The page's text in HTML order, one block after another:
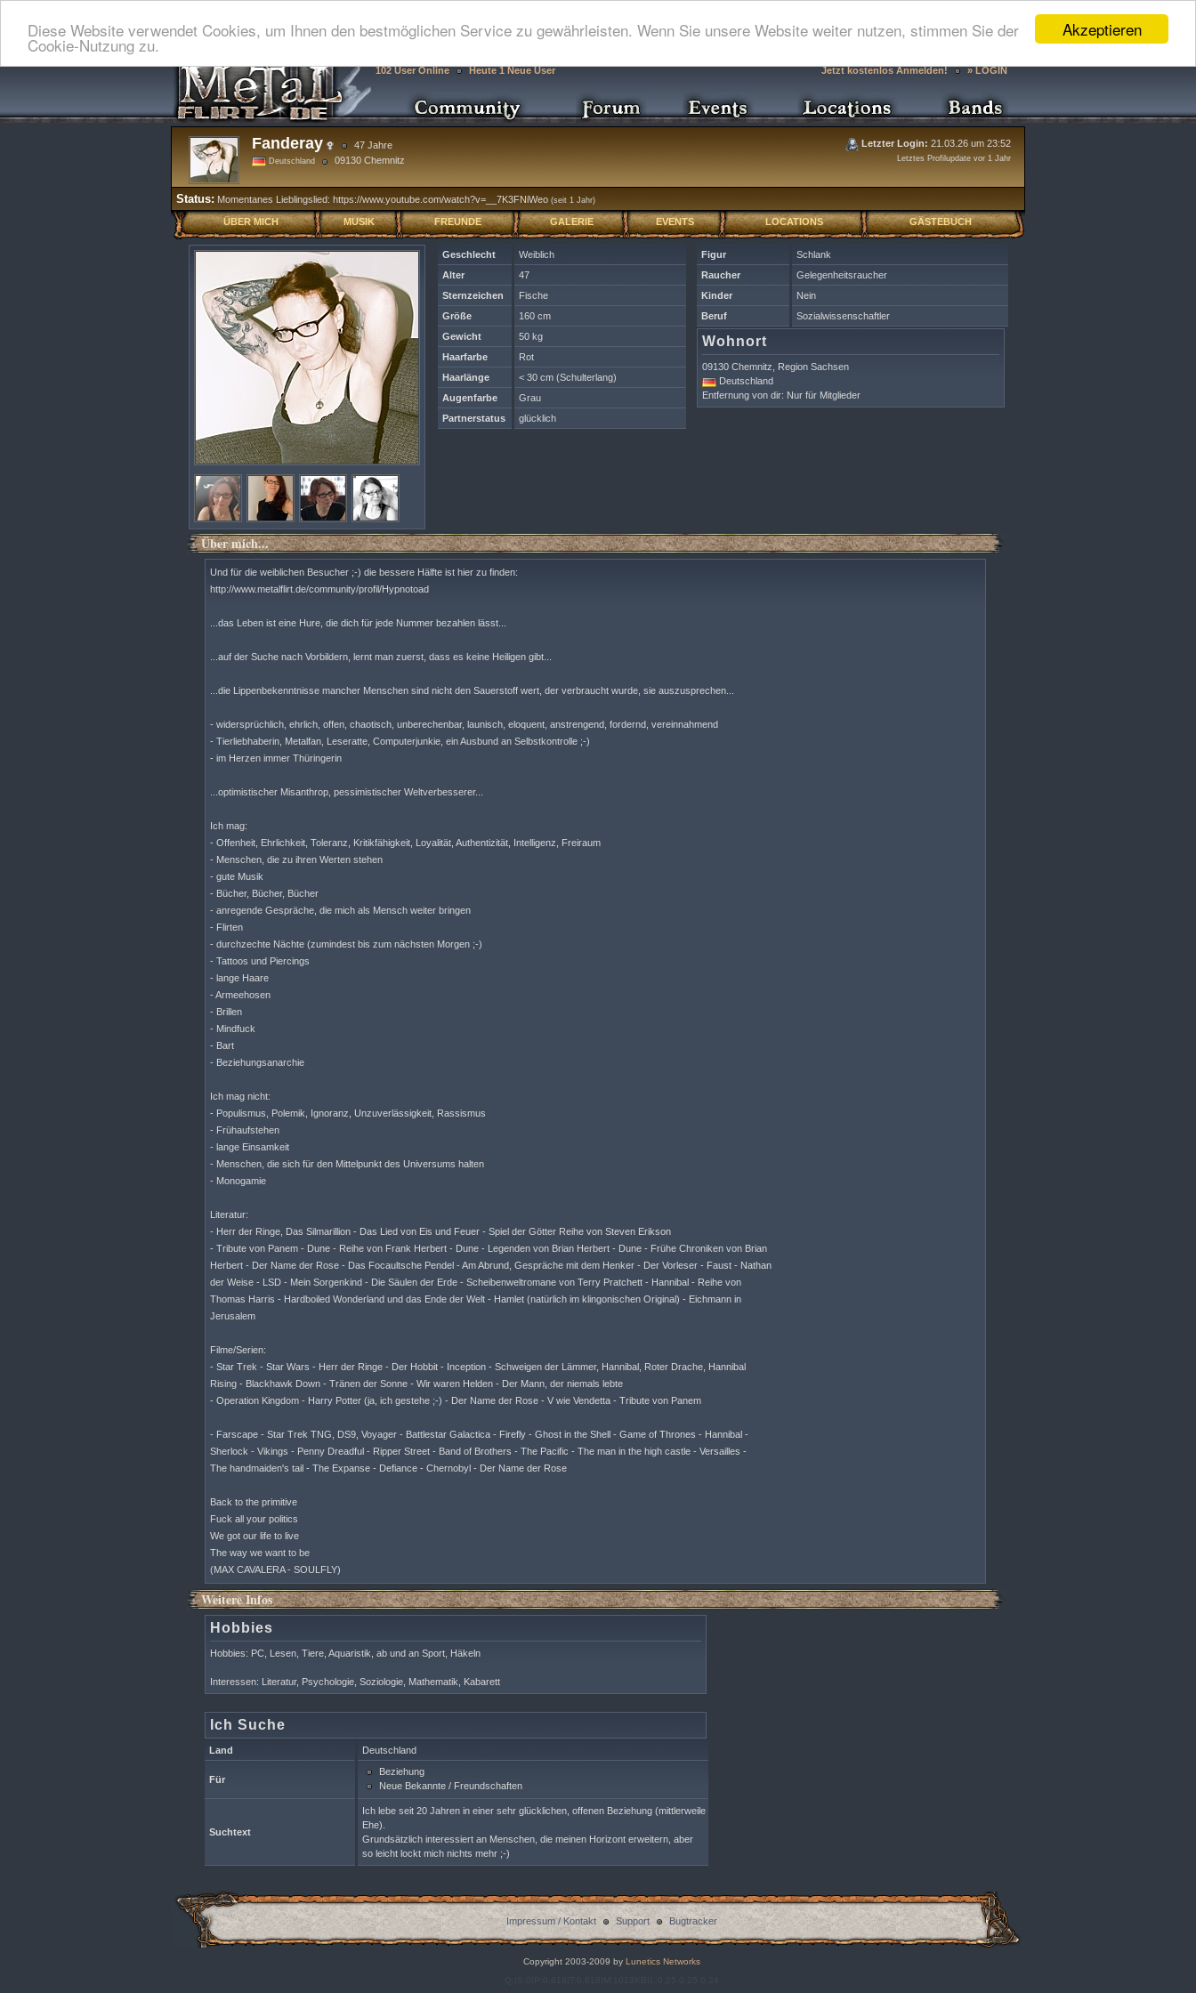
Akzeptieren
Diese Website verwendet Cookies, um Ihnen den bestmöglichen Service zu gewährleisten. Wenn Sie unsere Website weiter nutzen, stimmen Sie der
Cookie-Nutzung zu.
102 User Online Heute 1 Neue User Jetzt kostenlos Anmelden! » LOGIN
Fanderay 47 Jahre
Deutschland 09130 Chemnitz
Letzter Login: 21.03.26 um 23:52
Letztes Profilupdate vor 1 Jahr
Status: Momentanes Lieblingslied: https://www.youtube.com/watch?v=__7K3FNiWeo (seit 1 Jahr)
ÜBER MICH MUSIK FREUNDE GALERIE EVENTS LOCATIONS GÄSTEBUCH
Figur
Schlank
Raucher
Gelegenheitsraucher
Kinder
Nein
Beruf
Sozialwissenschaftler
Wohnort
09130 Chemnitz, Region Sachsen
Deutschland
Entfernung von dir: Nur für Mitglieder
Geschlecht
Weiblich
Alter
47
Sternzeichen
Fische
Größe
160 cm
Gewicht
50 kg
Haarfarbe
Rot
Haarlänge
< 30 cm (Schulterlang)
Augenfarbe
Grau
Partnerstatus
glücklich
Über mich...
Und für die weiblichen Besucher ;-) die bessere Hälfte ist hier zu finden:
http://www.metalflirt.de/community/profil/Hypnotoad
...das Leben ist eine Hure, die dich für jede Nummer bezahlen lässt...
...auf der Suche nach Vorbildern, lernt man zuerst, dass es keine Heiligen gibt...
...die Lippenbekenntnisse mancher Menschen sind nicht den Sauerstoff wert, der verbraucht wurde, sie auszusprechen...
- widersprüchlich, ehrlich, offen, chaotisch, unberechenbar, launisch, eloquent, anstrengend, fordernd, vereinnahmend
- Tierliebhaberin, Metalfan, Leseratte, Computerjunkie, ein Ausbund an Selbstkontrolle ;-)
- im Herzen immer Thüringerin
...optimistischer Misanthrop, pessimistischer Weltverbesserer...
Ich mag:
- Offenheit, Ehrlichkeit, Toleranz, Kritikfähigkeit, Loyalität, Authentizität, Intelligenz, Freiraum
- Menschen, die zu ihren Werten stehen
- gute Musik
- Bücher, Bücher, Bücher
- anregende Gespräche, die mich als Mensch weiter bringen
- Flirten
- durchzechte Nächte (zumindest bis zum nächsten Morgen ;-)
- Tattoos und Piercings
- lange Haare
- Armeehosen
- Brillen
- Mindfuck
- Bart
- Beziehungsanarchie
Ich mag nicht:
- Populismus, Polemik, Ignoranz, Unzuverlässigkeit, Rassismus
- Frühaufstehen
- lange Einsamkeit
- Menschen, die sich für den Mittelpunkt des Universums halten
- Monogamie
Literatur:
- Herr der Ringe, Das Silmarillion - Das Lied von Eis und Feuer - Spiel der Götter Reihe von Steven Erikson
- Tribute von Panem - Dune - Reihe von Frank Herbert - Dune - Legenden von Brian Herbert - Dune - Frühe Chroniken von Brian
Herbert - Der Name der Rose - Das Focaultsche Pendel - Am Abrund, Gespräche mit dem Henker - Der Vorleser - Faust - Nathan
der Weise - LSD - Mein Sorgenkind - Die Säulen der Erde - Scheibenweltromane von Terry Pratchett - Hannibal - Reihe von
Thomas Harris - Hardboiled Wonderland und das Ende der Welt - Hamlet (natürlich im klingonischen Original) - Eichmann in
Jerusalem
Filme/Serien:
- Star Trek - Star Wars - Herr der Ringe - Der Hobbit - Inception - Schweigen der Lämmer, Hannibal, Roter Drache, Hannibal
Rising - Blackhawk Down - Tränen der Sonne - Wir waren Helden - Der Mann, der niemals lebte
- Operation Kingdom - Harry Potter (ja, ich gestehe ;-) - Der Name der Rose - V wie Vendetta - Tribute von Panem
- Farscape - Star Trek TNG, DS9, Voyager - Battlestar Galactica - Firefly - Ghost in the Shell - Game of Thrones - Hannibal -
Sherlock - Vikings - Penny Dreadful - Ripper Street - Band of Brothers - The Pacific - The man in the high castle - Versailles -
The handmaiden's tail - The Expanse - Defiance - Chernobyl - Der Name der Rose
Back to the primitive
Fuck all your politics
We got our life to live
The way we want to be
(MAX CAVALERA - SOULFLY)
Weitere Infos
Hobbies
Hobbies: PC, Lesen, Tiere, Aquaristik, ab und an Sport, Häkeln
Interessen: Literatur, Psychologie, Soziologie, Mathematik, Kabarett
Ich Suche
Land Deutschland
Für
Beziehung
Neue Bekannte / Freundschaften
Suchtext
Ich lebe seit 20 Jahren in einer sehr glücklichen, offenen Beziehung (mittlerweile
Ehe).
Grundsätzlich interessiert an Menschen, die meinen Horizont erweitern, aber
so leicht lockt mich nichts mehr ;-)
Impressum / Kontakt Support Bugtracker
Copyright 2003-2009 byLunetics Networks